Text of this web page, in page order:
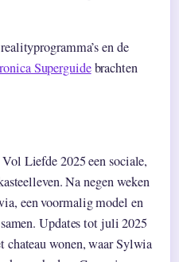
en de
Superguidebrachten
Liefde 2025 een sociale,
Na negen weken
een voormalig model en
Updates tot juli 2025
chateau wonen, waar Sylwia